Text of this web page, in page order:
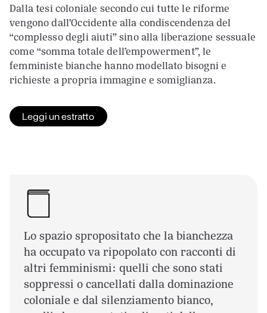
Dalla tesi coloniale secondo cui tutte le riforme
vengono dall’Occidente alla condiscendenza del
“complesso degli aiuti” sino alla liberazione sessuale
come “somma totale dell’empowerment”, le
femministe bianche hanno modellato bisogni e
richieste a propria immagine e somiglianza.
Leggi un estratto
Lo spazio spropositato che la bianchezza
ha occupato va ripopolato con racconti di
altri femminismi: quelli che sono stati
soppressi o cancellati dalla dominazione
coloniale e dal silenziamento bianco,